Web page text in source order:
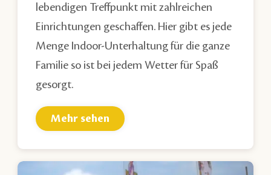
lebendigen Treffpunkt mit zahlreichen
Einrichtungen geschaffen. Hier gibt es jede
Menge Indoor-Unterhaltung für die ganze
Familie so ist bei jedem Wetter für Spaß
gesorgt.
Mehr sehen